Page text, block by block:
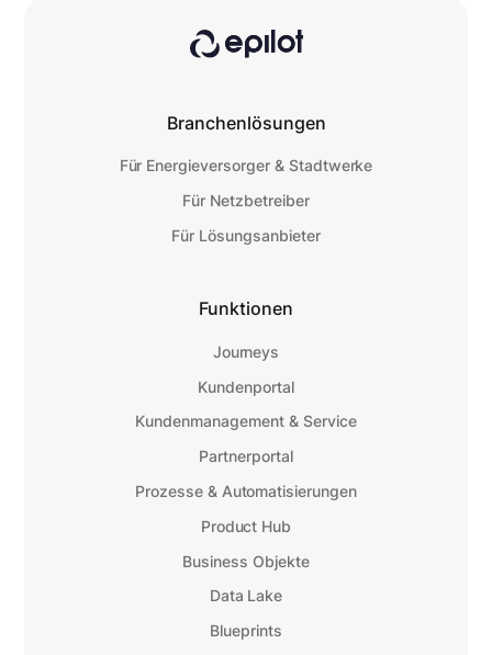
Branchenlösungen
Für Energieversorger & Stadtwerke
Für Netzbetreiber
Für Lösungsanbieter
Funktionen
Journeys
Kundenportal
Kundenmanagement & Service
Partnerportal
Prozesse & Automatisierungen
Product Hub
Business Objekte
Data Lake
Blueprints